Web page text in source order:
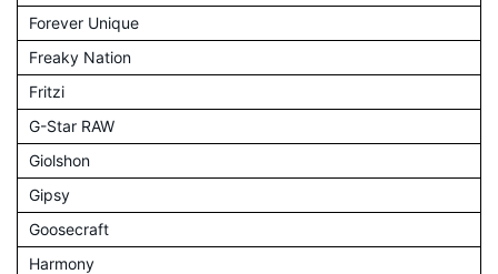
Forever Unique
Freaky Nation
Fritzi
G-Star RAW
Giolshon
Gipsy
Goosecraft
Harmony